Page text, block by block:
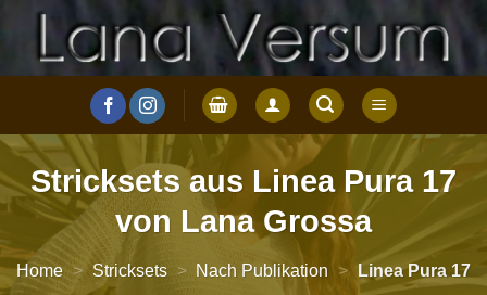
springen
Stricksets aus Linea Pura 17
von Lana Grossa
Home > Stricksets > Nach Publikation > Linea Pura 17